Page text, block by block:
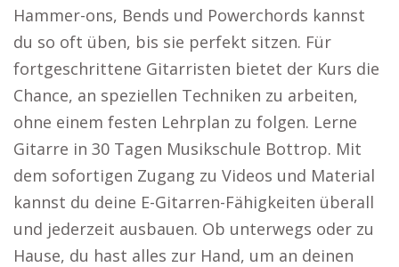
Hammer-ons, Bends und Powerchords kannst
du so oft üben, bis sie perfekt sitzen. Für
fortgeschrittene Gitarristen bietet der Kurs die
Chance, an speziellen Techniken zu arbeiten,
ohne einem festen Lehrplan zu folgen. Lerne
Gitarre in 30 Tagen Musikschule Bottrop. Mit
dem sofortigen Zugang zu Videos und Material
kannst du deine E-Gitarren-Fähigkeiten überall
und jederzeit ausbauen. Ob unterwegs oder zu
Hause, du hast alles zur Hand, um an deinen